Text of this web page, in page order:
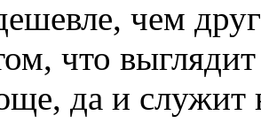
чем
что
да и служит